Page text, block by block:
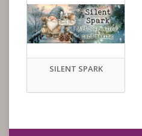
SILENT SPARK